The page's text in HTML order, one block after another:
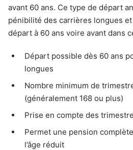
avant 60 ans. Ce type de départ
pénibilité des carrières longues
départ à 60 ans voire avant dans
Départ possible dès 60 ans
longues
Nombre minimum de
(généralement 168 ou plus)
Prise en compte des
Permet une pension
l’âge réduit